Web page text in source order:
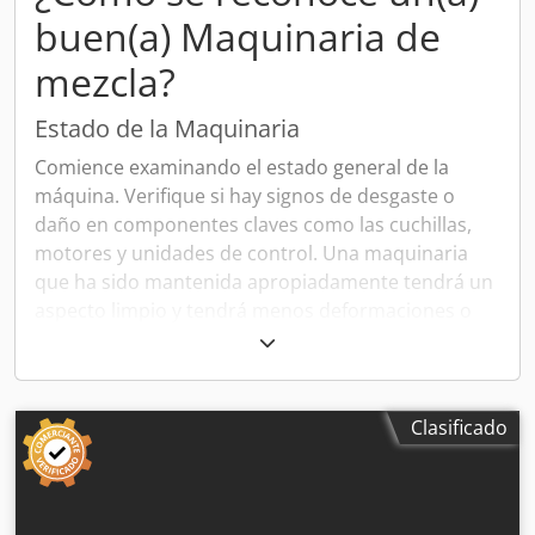
buen(a) Maquinaria de
mezcla?
Estado de la Maquinaria
Comience examinando el estado general de la
máquina. Verifique si hay signos de desgaste o
daño en componentes claves como las cuchillas,
motores y unidades de control. Una maquinaria
que ha sido mantenida apropiadamente tendrá un
Marca y Modelo
Investigue sobre las marcas y modelos que tienen
buena reputación en la industria por su
durabilidad y eficiencia. Maquinarias de fabricantes
Clasificado